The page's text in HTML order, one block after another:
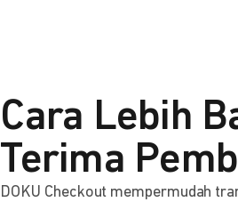
Cara Lebih
Terima
DOKU Checkout mempermudah